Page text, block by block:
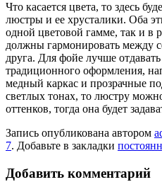
Что касается цвета, то здесь
люстры и ее хрусталики. Оба
одной цветовой гамме, так и в
должны гармонировать между
друга. Для фойе лучше
традиционного оформления,
медный каркас и прозрачные
светлых тонах, то люстру
оттенков, тогда она будет
Запись опубликована автором
7. Добавьте в закладки
Добавить комментарий